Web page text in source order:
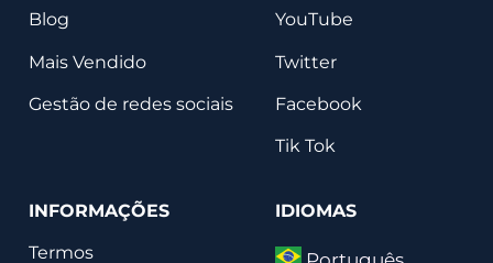
Blog
Mais Vendido
Gestão de redes sociais
YouTube
Twitter
Facebook
Tik Tok
INFORMAÇÕES
Termos
IDIOMAS